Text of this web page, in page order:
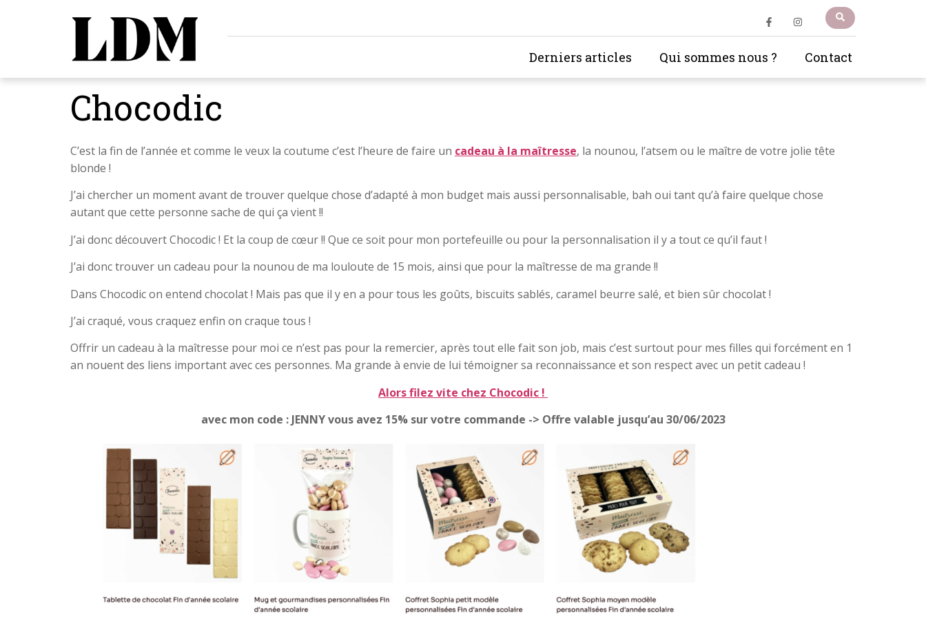
Derniers articles Qui sommes nous ? Contact
Chocodic
C’est la fin de l’année et comme le veux la coutume c’est l’heure de faire un cadeau à la maîtresse, la nounou, l’atsem ou le maître de votre jolie tête
blonde !
J’ai chercher un moment avant de trouver quelque chose d’adapté à mon budget mais aussi personnalisable, bah oui tant qu’à faire quelque chose
autant que cette personne sache de qui ça vient !!
J’ai donc découvert Chocodic ! Et la coup de cœur !! Que ce soit pour mon portefeuille ou pour la personnalisation il y a tout ce qu’il faut !
J’ai donc trouver un cadeau pour la nounou de ma louloute de 15 mois, ainsi que pour la maîtresse de ma grande !!
Dans Chocodic on entend chocolat ! Mais pas que il y en a pour tous les goûts, biscuits sablés, caramel beurre salé, et bien sûr chocolat !
J’ai craqué, vous craquez enfin on craque tous !
Offrir un cadeau à la maîtresse pour moi ce n’est pas pour la remercier, après tout elle fait son job, mais c’est surtout pour mes filles qui forcément en 1
an nouent des liens important avec ces personnes. Ma grande à envie de lui témoigner sa reconnaissance et son respect avec un petit cadeau !
Alors filez vite chez Chocodic !
avec mon code : JENNY vous avez 15% sur votre commande -> Offre valable jusqu’au 30/06/2023